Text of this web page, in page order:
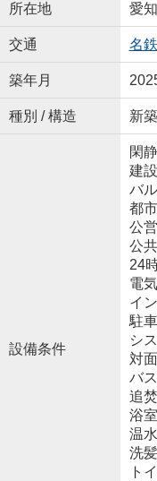
所在地 愛
交通 名
築年月
種別 / 構造 新
設備条件
閑
建
バ
都
公
公
24
電
イ
駐
シ
対
バ
追
浴
温
洗
ト